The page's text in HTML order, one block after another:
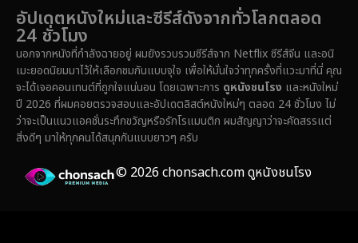
Family ครอบครัว
Fantasy จินตนาการ (336)
Fiction (14)
Gothic
อัปเดตหนังใหม่และซีรีส์ดังจากทั่วโลกตลอด
24 ชั่วโมง
นอกจากหนังที่กำลังฉายอยู่ ผมยังรวบรวมซีรีส์จาก Netflix ซีรีส์จีน และอนิ
เมะยอดนิยมมาไว้ให้เลือกชมกันแบบจุใจ เพื่อให้มั่นใจว่าทุกครั้งที่แวะมาที่นี่ คุณ
จะได้เจอคอนเทนต์ที่ถูกใจแน่นอน โดยเฉพาะการ ดูหนังชนโรง และหนังใหม่
ปี 2026 ที่ผมคอยตรวจสอบและอัปเดตลิสต์หนังใหม่ๆ ตลอด 24 ชั่วโมง ไม่
ว่าจะเป็นแนวแอคชั่นระทึกขวัญหรือรักโรแมนติก ผมสัญญาว่าจะคัดสรรแต่
สิ่งดีๆ มาให้ทุกคนได้สนุกกันแบบยาวๆ ครับ
© 2026 chonsach.com ดูหนังชนโรง